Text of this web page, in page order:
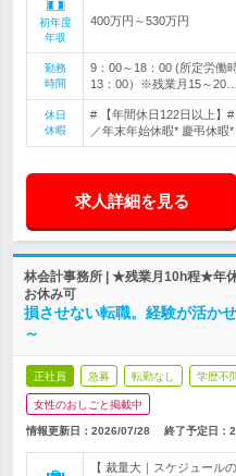
初年度
年収
400万円～530万円
勤務
時間
9：00～18：00 (所定労働
13：00）※残業月15～20…
休日
休暇
# 【年間休日122日以上】
／年末年始休暇* 慶弔休暇*
求人詳細を見る
林会計事務所 | ★残業月10h程★年
お休み可
損させない転職。経験が活か
～
正社員 急募 転勤なし 学歴不
女性のおしごと掲載中
情報更新日：2026/07/28 終了予定日：
【 裁量大｜スケジュール